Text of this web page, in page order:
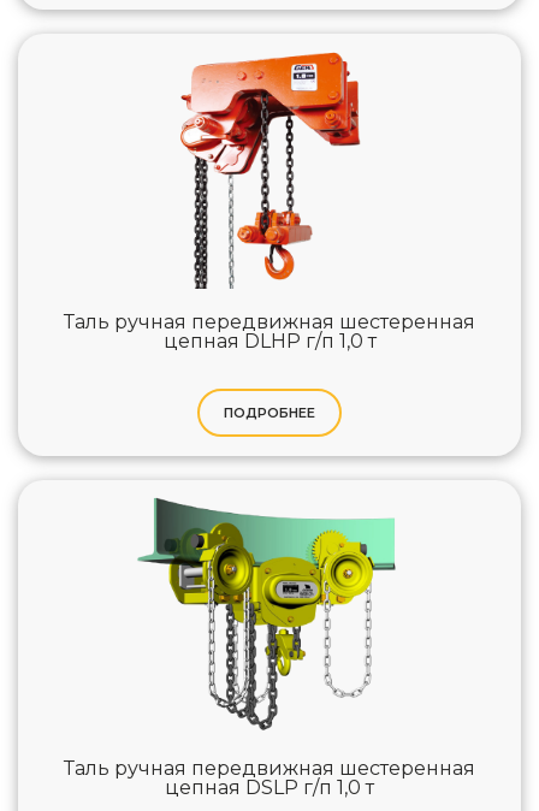
Таль ручная передвижная шестеренная
цепная DLHP г/п 1,0 т
ПОДРОБНЕЕ
Таль ручная передвижная шестеренная
цепная DSLP г/п 1,0 т